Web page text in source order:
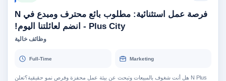
فرصة عمل استثنائية: مطلوب بائع محترف ومبدع في N
Plus City - انضم لعائلتنا اليوم!
وظائف خالية
Full-Time Marketing
هل أنت شغوف بالمبيعات وتبحث عن بيئة عمل محفزة وفرص نمو حقيقية؟تعلن N Plus